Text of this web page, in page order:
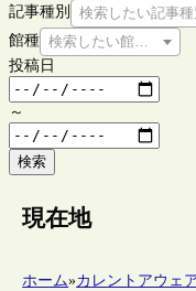
記事種別
検索したい記事
館種 検索したい館種を選択
投稿日
～
検索
現在地
ホーム»カレントアウェ